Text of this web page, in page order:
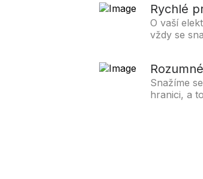
Rychlé
O vaší
vždy se
Snažíme
hranici, a